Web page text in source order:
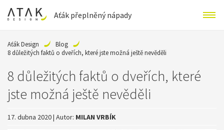
Aťák přeplněný nápady
Aťák Design
Blog
8 důležitých faktů o dveřích, které jste možná ještě nevěděli
8 důležitých faktů o dveřích, které
jste možná ještě nevěděli
17. dubna 2020 | Autor: MILAN VRBÍK